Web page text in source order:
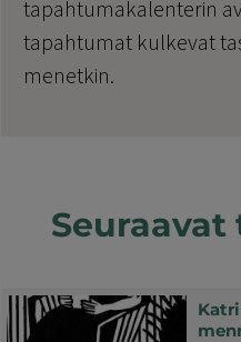
tapahtumakalenterin
tapahtumat kulkevat
menetkin.